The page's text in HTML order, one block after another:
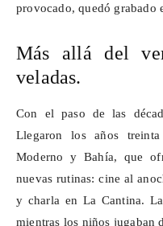
provocado, quedó grabado
Más allá del
veladas.
Con el paso de las
Llegaron los años
Moderno y Bahía, que
nuevas rutinas: cine al
y charla en La Cantina.
mientras los niños jugaban